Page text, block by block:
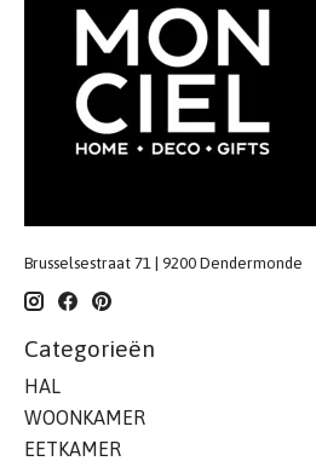
Brusselsestraat 71 | 9200 Dendermonde
Categorieën
HAL
WOONKAMER
EETKAMER